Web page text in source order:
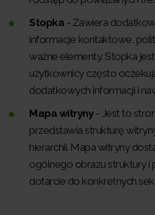
Stopka - Zawiera
informacje kontaktowe,
ważne elementy. Stopka
użytkownicy często
dodatkowych informacji i
Mapa witryny- Jest to
przedstawia strukturę
hierarchii. Mapa witryny
ogólnego obrazu struktury i
dotarcie do konkretnych